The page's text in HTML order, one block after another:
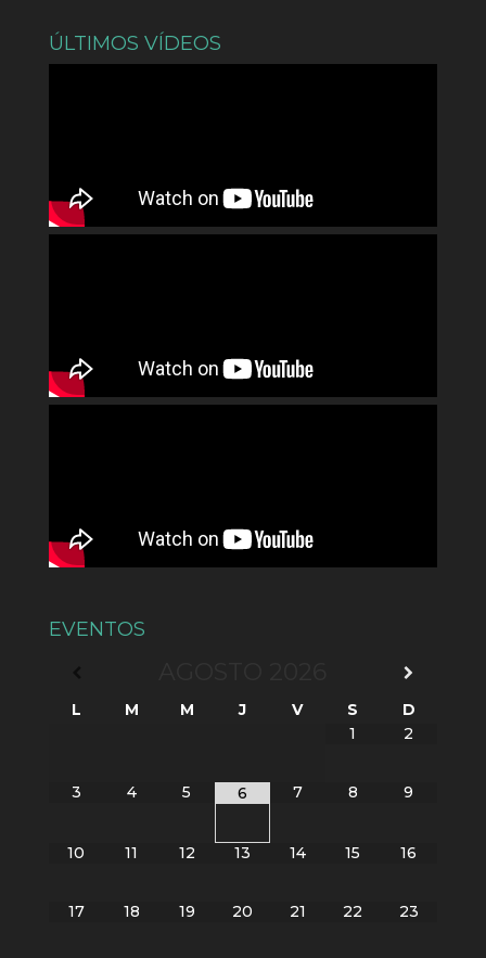
ÚLTIMOS VÍDEOS
EVENTOS
L M M J V S
D
1
2
3 4 5 6 7 8 9
10 11 12 13 14 15 16
17 18 19 20 21 22 23